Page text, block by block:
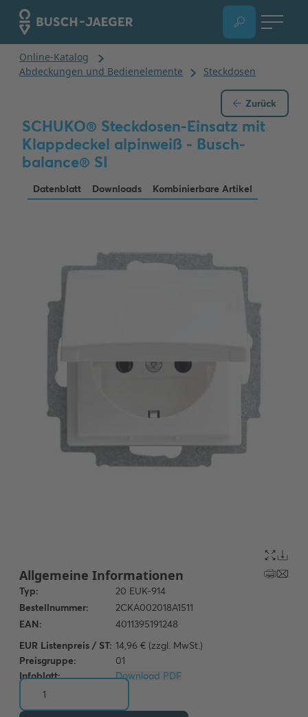
Zurück
SCHUKO® Steckdosen-Einsatz mit
Klappdeckel alpinweiß - Busch-
balance® SI
Datenblatt Downloads Kombinierbare Artikel
EUR Listenpreis / ST: 14,96 € (zzgl. MwSt.)
Preisgruppe:
01
Infoblatt:
Download PDF